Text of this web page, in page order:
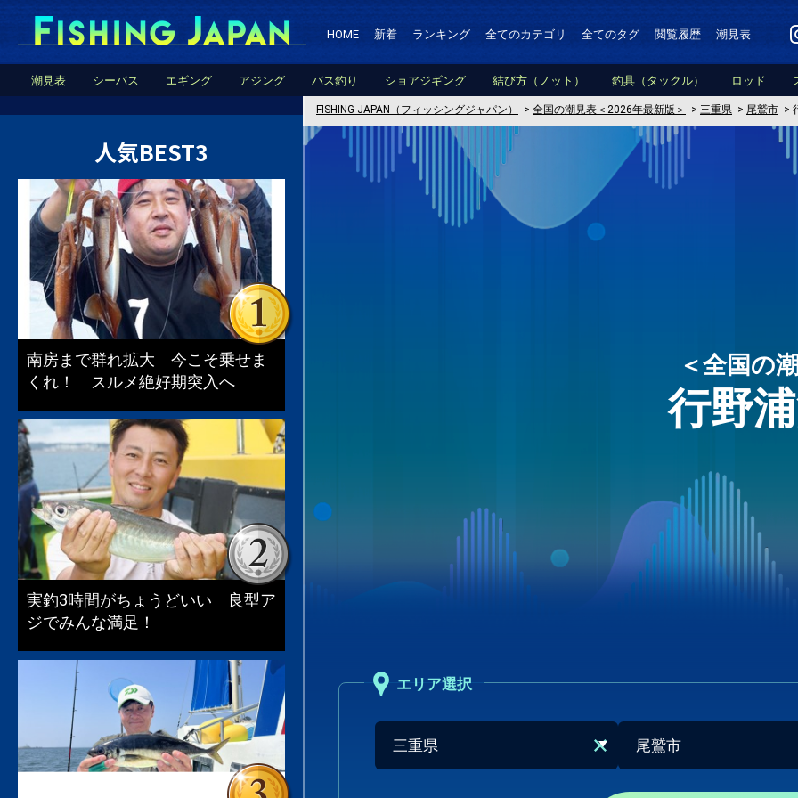
HOME 新着 ランキング 全てのカテゴリ 全てのタグ 閲覧履歴 潮見表
潮見表 シーバス エギング アジング バス釣り ショアジギング 結び方（ノット） 釣具（タックル） ロッド
FISHING JAPAN（フィッシングジャパン） > 全国の潮見表＜2026年最新版＞ > 三重県 > 尾鷲市 >
＜全国の
行野
エリア選択
人気BEST3
南房まで群れ拡大 今こそ乗せま
くれ！ スルメ絶好期突入へ
実釣3時間がちょうどいい 良型ア
ジでみんな満足！